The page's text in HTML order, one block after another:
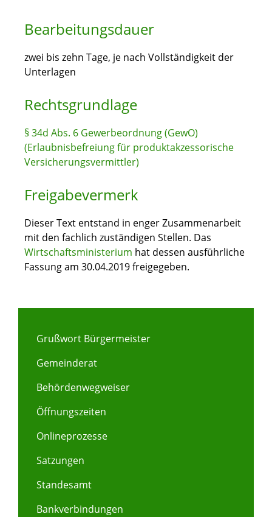
Bearbeitungsdauer
zwei bis zehn Tage, je nach Vollständigkeit der
Unterlagen
Rechtsgrundlage
§ 34d Abs. 6 Gewerbeordnung (GewO)
(Erlaubnisbefreiung für produktakzessorische
Versicherungsvermittler)
Freigabevermerk
Dieser Text entstand in enger Zusammenarbeit
mit den fachlich zuständigen Stellen. Das
Wirtschaftsministerium hat dessen ausführliche
Fassung am 30.04.2019 freigegeben.
Grußwort Bürgermeister
Gemeinderat
Behördenwegweiser
Öffnungszeiten
Onlineprozesse
Satzungen
Standesamt
Bankverbindungen